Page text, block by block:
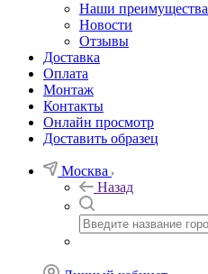
Наши преимущества
Новости
Отзывы
Доставка
Оплата
Монтаж
Контакты
Онлайн просмотр
Доставить образец
Москва
Назад